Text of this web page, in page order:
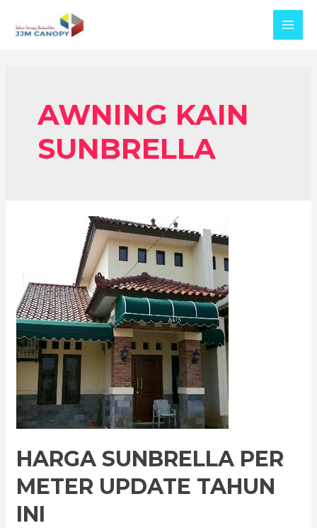
AWNING KAIN
SUNBRELLA
HARGA SUNBRELLA PER
METER UPDATE TAHUN
INI